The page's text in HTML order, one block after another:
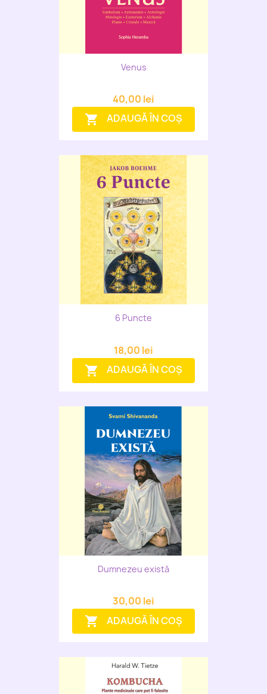
Venus
40,00 lei
shopping_cart ADAUGĂ ÎN COȘ
6 Puncte
18,00 lei
shopping_cart ADAUGĂ ÎN COȘ
Dumnezeu există
30,00 lei
shopping_cart ADAUGĂ ÎN COȘ